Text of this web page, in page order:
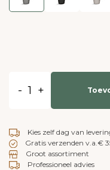
- +
Kies zelf dag van
Gratis verzenden v.a.€
Groot assortiment
Professioneel advies